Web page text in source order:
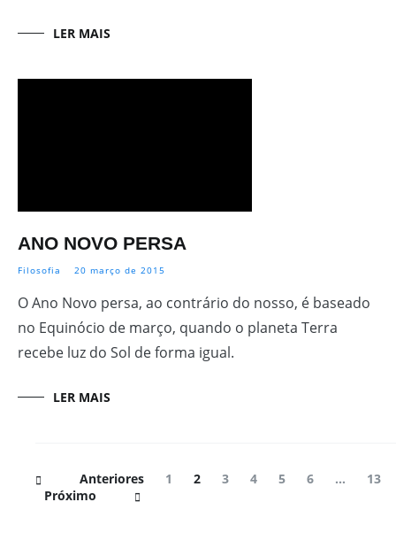
LER MAIS
ANO NOVO PERSA
Filosofia 20 março de 2015
O Ano Novo persa, ao contrário do nosso, é baseado
no Equinócio de março, quando o planeta Terra
recebe luz do Sol de forma igual.
LER MAIS
Navegação
de
Anteriores Página
1 Página
2 Página
3 Página
4 Página
5 Página
6 …
13
Próximo